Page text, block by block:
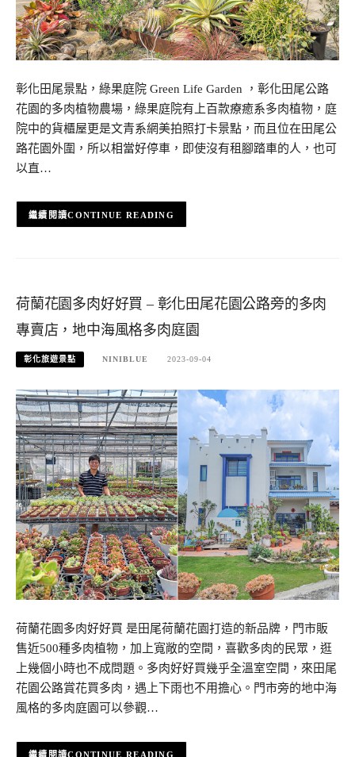
彰化田尾景點，綠果庭院 Green Life Garden ，彰化田尾公路
花園的多肉植物農場，綠果庭院有上百款療癒系多肉植物，庭
院中的貨櫃屋更是文青系網美拍照打卡景點，而且位在田尾公
路花園外圍，所以相當好停車，即使沒有租腳踏車的人，也可
以直…
CONTINUE READING
荷蘭花園多肉好好買 – 彰化田尾花園公路旁的多肉
專賣店，地中海風格多肉庭園
彰化旅遊景點 NINIBLUE 2023-09-04
荷蘭花園多肉好好買 是田尾荷蘭花園打造的新品牌，門市販
售近500種多肉植物，加上寬敞的空間，喜歡多肉的民眾，逛
上幾個小時也不成問題。多肉好好買幾乎全溫室空間，來田尾
花園公路賞花買多肉，遇上下雨也不用擔心。門市旁的地中海
風格的多肉庭園可以參觀…
CONTINUE READING